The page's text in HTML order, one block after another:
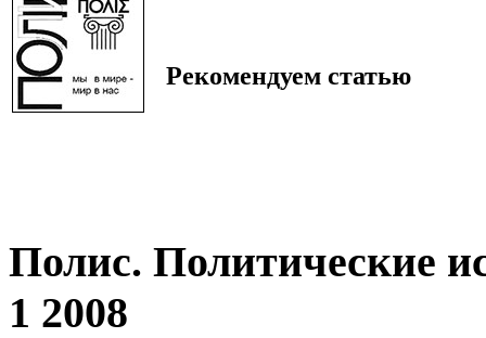
Рекомендуем статью
Полис. Политические
1 2008